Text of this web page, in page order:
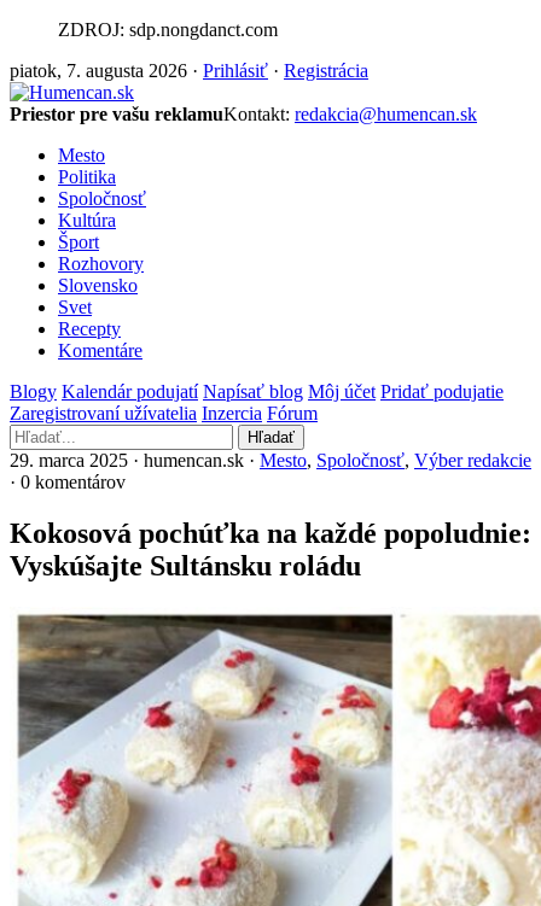
ZDROJ: sdp.nongdanct.com
piatok, 7. augusta 2026 · Prihlásiť · Registrácia
Priestor pre vašu reklamuKontakt: redakcia@humencan.sk
Mesto
Politika
Spoločnosť
Kultúra
Šport
Rozhovory
Slovensko
Svet
Recepty
Komentáre
Blogy Kalendár podujatí Napísať blog Môj účet Pridať podujatie
Zaregistrovaní užívatelia Inzercia Fórum
Hľadať
29. marca 2025 · humencan.sk · Mesto, Spoločnosť, Výber redakcie
· 0 komentárov
Kokosová pochúťka na každé popoludnie:
Vyskúšajte Sultánsku roládu